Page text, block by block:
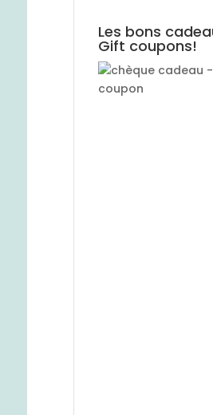
Les bons
Gift coupons!